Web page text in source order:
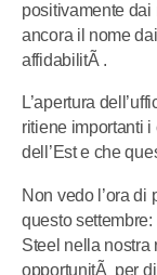
positivamente
ancora il nome
affidabilitÃ .
L’apertura
ritiene importanti i
dell’Est e che
Non vedo l’ora di
questo
Steel nella nostra
opportunitÃ per